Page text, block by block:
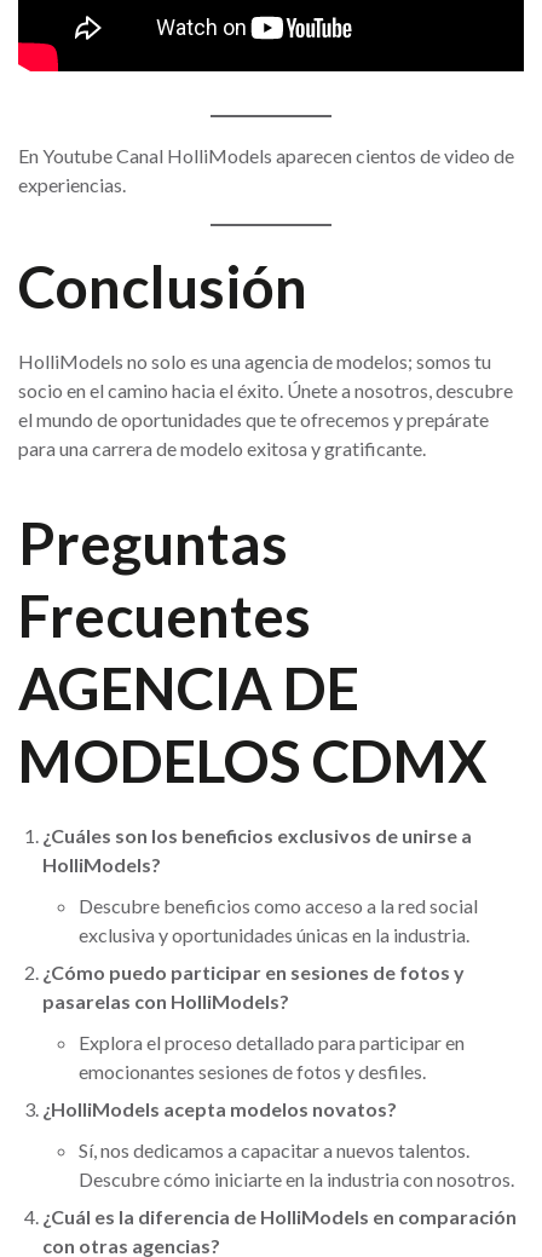
En Youtube Canal HolliModels aparecen cientos de video de
experiencias.
Conclusión
HolliModels no solo es una agencia de modelos; somos tu
socio en el camino hacia el éxito. Únete a nosotros, descubre
el mundo de oportunidades que te ofrecemos y prepárate
para una carrera de modelo exitosa y gratificante.
Preguntas
Frecuentes
AGENCIA DE
MODELOS CDMX
¿Cuáles son los beneficios exclusivos de unirse a
HolliModels?
Descubre beneficios como acceso a la red social
exclusiva y oportunidades únicas en la industria.
¿Cómo puedo participar en sesiones de fotos y
pasarelas con HolliModels?
Explora el proceso detallado para participar en
emocionantes sesiones de fotos y desfiles.
¿HolliModels acepta modelos novatos?
Sí, nos dedicamos a capacitar a nuevos talentos.
Descubre cómo iniciarte en la industria con nosotros.
¿Cuál es la diferencia de HolliModels en comparación
con otras agencias?